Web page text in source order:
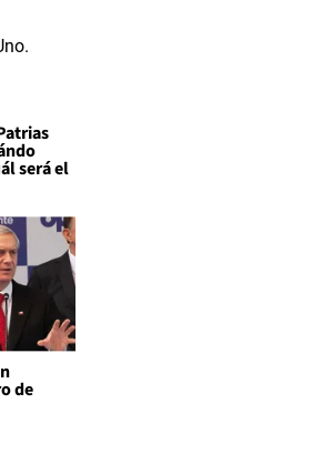
será el
de